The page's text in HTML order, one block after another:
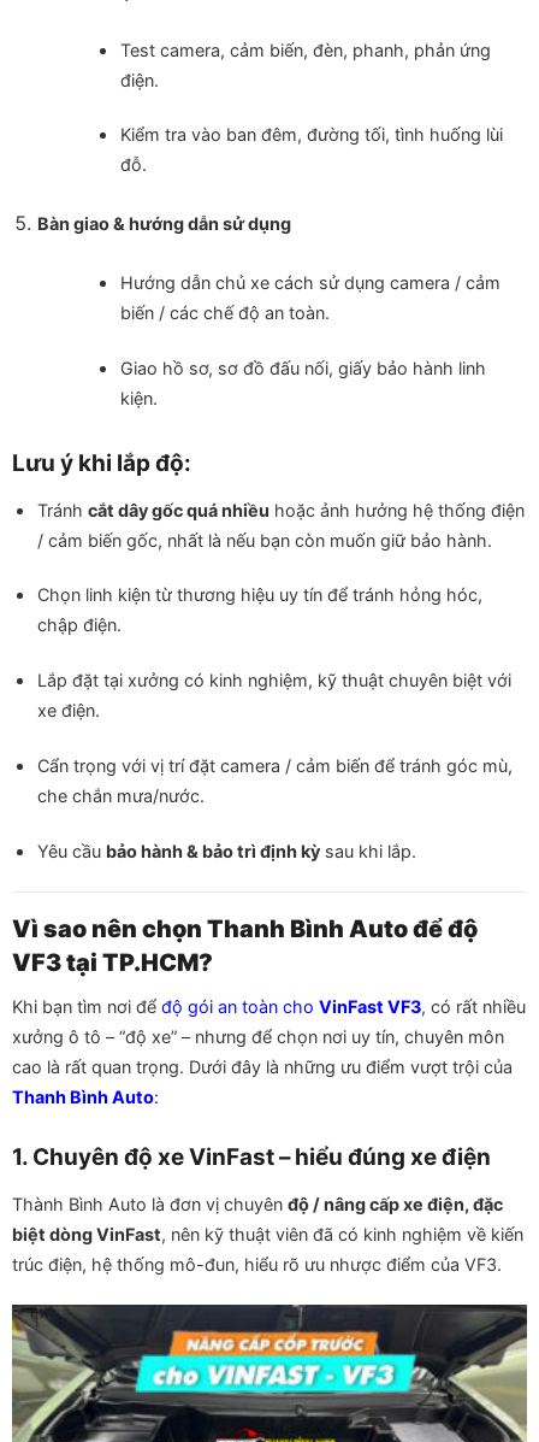
Test camera, cảm biến, đèn, phanh, phản ứng
điện.
Kiểm tra vào ban đêm, đường tối, tình huống lùi
đỗ.
Bàn giao & hướng dẫn sử dụng
Hướng dẫn chủ xe cách sử dụng camera / cảm
biến / các chế độ an toàn.
Giao hồ sơ, sơ đồ đấu nối, giấy bảo hành linh
kiện.
Lưu ý khi lắp độ:
Tránh cắt dây gốc quá nhiều hoặc ảnh hưởng hệ thống điện
/ cảm biến gốc, nhất là nếu bạn còn muốn giữ bảo hành.
Chọn linh kiện từ thương hiệu uy tín để tránh hỏng hóc,
chập điện.
Lắp đặt tại xưởng có kinh nghiệm, kỹ thuật chuyên biệt với
xe điện.
Cẩn trọng với vị trí đặt camera / cảm biến để tránh góc mù,
che chắn mưa/nước.
Yêu cầu bảo hành & bảo trì định kỳsau khi lắp.
Vì sao nên chọn Thanh Bình Auto để độ
VF3 tại TP.HCM?
Khi bạn tìm nơi để độ gói an toàn cho VinFast VF3, có rất nhiều
xưởng ô tô – “độ xe” – nhưng để chọn nơi uy tín, chuyên môn
cao là rất quan trọng. Dưới đây là những ưu điểm vượt trội của
Thanh Bình Auto:
1. Chuyên độ xe VinFast – hiểu đúng xe điện
Thành Bình Auto là đơn vị chuyên độ / nâng cấp xe điện, đặc
biệt dòng VinFast, nên kỹ thuật viên đã có kinh nghiệm về kiến
trúc điện, hệ thống mô-đun, hiểu rõ ưu nhược điểm của VF3.